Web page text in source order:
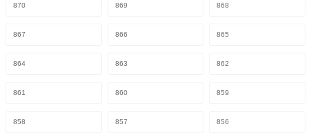
870 869 868
867 866 865
864 863 862
861 860 859
858 857 856